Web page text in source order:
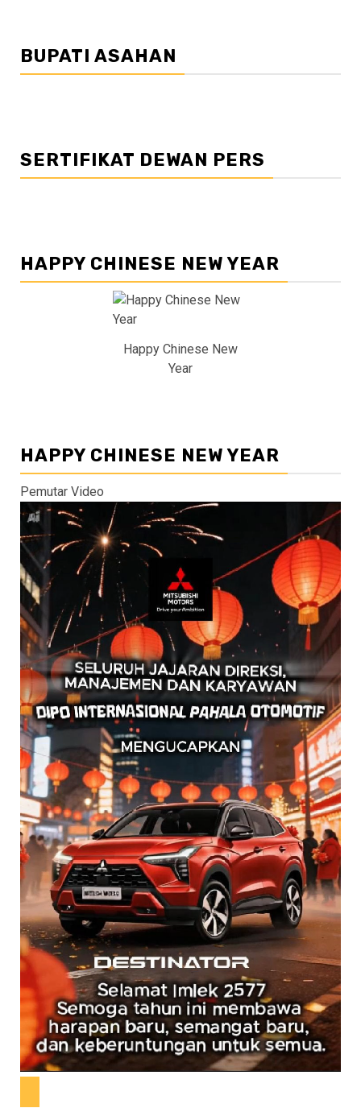
BUPATI ASAHAN
SERTIFIKAT DEWAN PERS
HAPPY CHINESE NEW YEAR
Happy Chinese New
Year
HAPPY CHINESE NEW YEAR
Pemutar Video